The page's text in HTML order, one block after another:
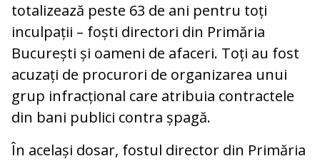
totalizează peste 63 de ani pentru toți
inculpații – foști directori din Primăria
București și oameni de afaceri. Toți au fost
acuzați de procurori de organizarea unui
grup infracțional care atribuia contractele
din bani publici contra șpagă.
În același dosar, fostul director din Primăria